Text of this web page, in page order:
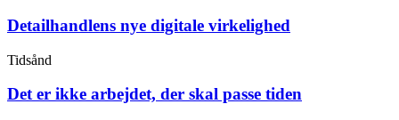
Detailhandlens nye digitale virkelighed
Tidsånd
Det er ikke arbejdet, der skal passe tiden